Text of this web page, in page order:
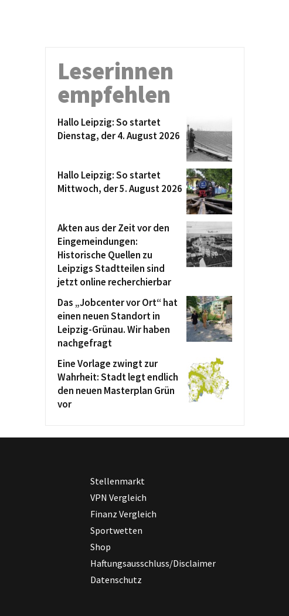
Leserinnen
empfehlen
Hallo Leipzig: So startet
Dienstag, der 4. August 2026
Hallo Leipzig: So startet
Mittwoch, der 5. August 2026
Akten aus der Zeit vor den
Eingemeindungen:
Historische Quellen zu
Leipzigs Stadtteilen sind
jetzt online recherchierbar
Das „Jobcenter vor Ort“ hat
einen neuen Standort in
Leipzig-Grünau. Wir haben
nachgefragt
Eine Vorlage zwingt zur
Wahrheit: Stadt legt endlich
den neuen Masterplan Grün
vor
Stellenmarkt
VPN Vergleich
Finanz Vergleich
Sportwetten
Shop
Haftungsausschluss/Disclaimer
Datenschutz